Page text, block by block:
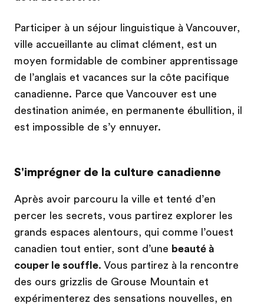
Participer à un séjour linguistique à Vancouver,
ville accueillante au climat clément, est un
moyen formidable de combiner apprentissage
de l’anglais et vacances sur la côte pacifique
canadienne. Parce que Vancouver est une
destination animée, en permanente ébullition, il
est impossible de s’y ennuyer.
S'imprégner de la culture canadienne
Après avoir parcouru la ville et tenté d’en
percer les secrets, vous partirez explorer les
grands espaces alentours, qui comme l’ouest
canadien tout entier, sont d’une beauté à
couper le souffle. Vous partirez à la rencontre
des ours grizzlis de Grouse Mountain et
expérimenterez des sensations nouvelles, en